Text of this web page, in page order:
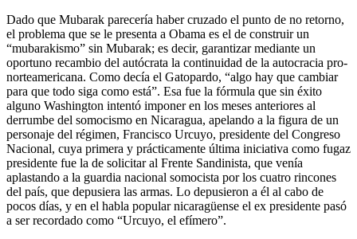
Dado que Mubarak parecería haber cruzado el punto de no retorno,
el problema que se le presenta a Obama es el de construir un
“mubarakismo” sin Mubarak; es decir, garantizar mediante un
oportuno recambio del autócrata la continuidad de la autocracia pro-
norteamericana. Como decía el Gatopardo, “algo hay que cambiar
para que todo siga como está”. Esa fue la fórmula que sin éxito
alguno Washington intentó imponer en los meses anteriores al
derrumbe del somocismo en Nicaragua, apelando a la figura de un
personaje del régimen, Francisco Urcuyo, presidente del Congreso
Nacional, cuya primera y prácticamente última iniciativa como fugaz
presidente fue la de solicitar al Frente Sandinista, que venía
aplastando a la guardia nacional somocista por los cuatro rincones
del país, que depusiera las armas. Lo depusieron a él al cabo de
pocos días, y en el habla popular nicaragüense el ex presidente pasó
a ser recordado como “Urcuyo, el efímero”.